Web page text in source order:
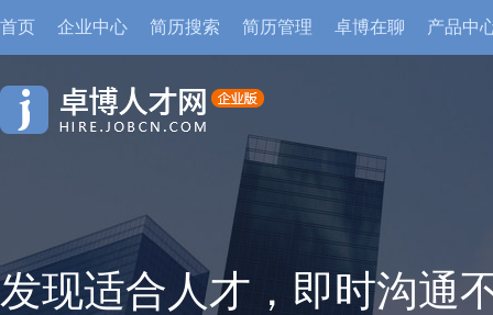
首页 企业中心 简历搜索 简历管理 卓博在聊 产品中
发现适合人才，即时沟通